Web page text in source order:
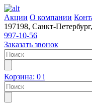
Акции О компании
197198, Санкт-
997-10-56
Заказать звонок
Корзина: 0 i